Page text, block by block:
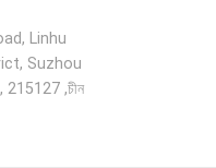
Linhu
Suzhou
,চীন